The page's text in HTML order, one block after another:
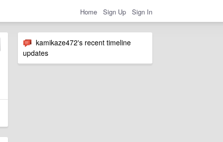
Home Sign Up Sign In
kamikaze472's recent timeline
updates